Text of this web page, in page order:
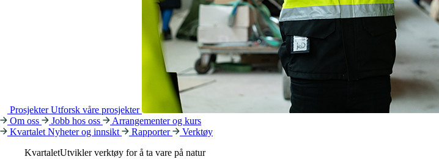
ProsjekterUtforsk våre prosjekter
Om oss
Jobb hos oss
Arrangementer og kurs
Kvartalet Nyheter og innsikt Rapporter
Verktøy
KvartaletUtvikler verktøy for å ta vare på natur